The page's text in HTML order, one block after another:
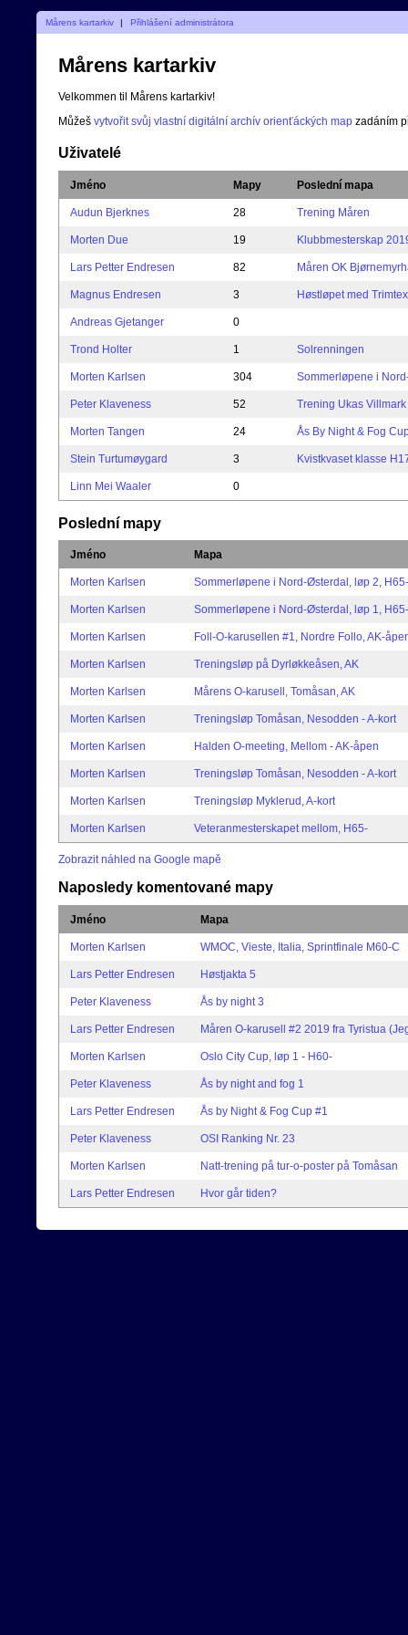
Mårens kartarkiv | Přihlášení administrátora
Mårens kartarkiv
Velkommen til Mårens kartarkiv!
Můžeš vytvořit svůj vlastní digitální archív orienťáckých map zadáním
Uživatelé
Jméno Mapy Poslední mapa
Audun Bjerknes 28 Trening Måren
Morten Due 19 Klubbmesterskap
Lars Petter Endresen 82 Måren OK
Magnus Endresen 3 Høstløpet med
Andreas Gjetanger 0
Trond Holter 1 Solrenningen
Morten Karlsen 304 Sommerløpene i
Peter Klaveness 52 Trening Ukas Villmark
Morten Tangen 24 Ås By Night & Fog
Stein Turtumøygard 3 Kvistkvaset klasse
Linn Mei Waaler 0
Poslední mapy
Jméno Mapa
Morten Karlsen Sommerløpene i Nord-Østerdal, løp 2, H65-
Morten Karlsen Sommerløpene i Nord-Østerdal, løp 1, H65-
Morten Karlsen Foll-O-karusellen #1, Nordre Follo, AK-
Morten Karlsen Treningsløp på Dyrløkkeåsen, AK
Morten Karlsen Mårens O-karusell, Tomåsan, AK
Morten Karlsen Treningsløp Tomåsan, Nesodden - A-kort
Morten Karlsen Halden O-meeting, Mellom - AK-åpen
Morten Karlsen Treningsløp Tomåsan, Nesodden - A-kort
Morten Karlsen Treningsløp Myklerud, A-kort
Morten Karlsen Veteranmesterskapet mellom, H65-
Zobrazit náhled na Google mapě
Naposledy komentované mapy
Jméno Mapa
Morten Karlsen WMOC, Vieste, Italia, Sprintfinale M60-C
Lars Petter Endresen Høstjakta 5
Peter Klaveness Ås by night 3
Lars Petter Endresen Måren O-karusell #2 2019 fra Tyristua
Morten Karlsen Oslo City Cup, løp 1 - H60-
Peter Klaveness Ås by night and fog 1
Lars Petter Endresen Ås by Night & Fog Cup #1
Peter Klaveness OSI Ranking Nr. 23
Morten Karlsen Natt-trening på tur-o-poster på Tomåsan
Lars Petter Endresen Hvor går tiden?